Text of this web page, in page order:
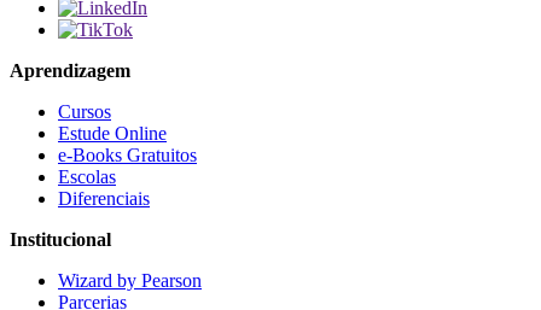
Aprendizagem
Cursos
Estude Online
e-Books Gratuitos
Escolas
Diferenciais
Institucional
Wizard by Pearson
Parcerias